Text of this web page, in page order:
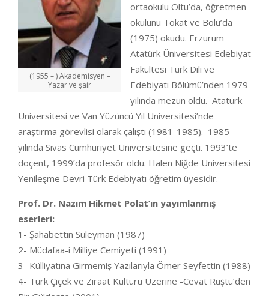
(1955 – ) Akademisyen –
Yazar ve şair
ortaokulu Oltu’da, öğretmen
okulunu Tokat ve Bolu’da
(1975) okudu. Erzurum
Atatürk Üniversitesi Edebiyat
Fakültesi Türk Dili ve
Edebiyatı Bölümü’nden 1979
yılında mezun oldu. Atatürk
Üniversitesi ve Van Yüzüncü Yıl Üniversitesi’nde
araştırma görevlisi olarak çalıştı (1981-1985). 1985
yılında Sivas Cumhuriyet Üniversitesine geçti. 1993’te
doçent, 1999’da profesör oldu. Halen Niğde Üniversitesi
Yenileşme Devri Türk Edebiyatı öğretim üyesidir.
Prof. Dr. Nazım Hikmet Polat’ın yayımlanmış
eserleri:
1- Şahabettin Süleyman (1987)
2- Müdafaa-i Milliye Cemiyeti (1991)
3- Külliyatına Girmemiş Yazılarıyla Ömer Seyfettin (1988)
4- Türk Çiçek ve Ziraat Kültürü Üzerine -Cevat Rüştü’den